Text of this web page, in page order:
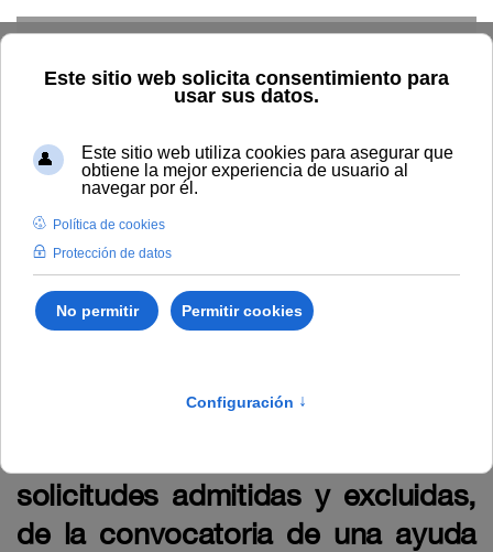
Home La UNIA TOUNIA
Alumnado: convocatorias
Anuncio relativo a la Resolución Rectoral 172/2025 por la que se
de la convocatoria de una ayuda dentro del programa becas
Santander Excelencia 360º para fomentar la excelencia
académica del estudiantado matriculado en másteres
universitarios del curso académico 2024/25.
Rectoral 172/2025 por la que se
solicitudes admitidas y excluidas,
de la convocatoria de una ayuda